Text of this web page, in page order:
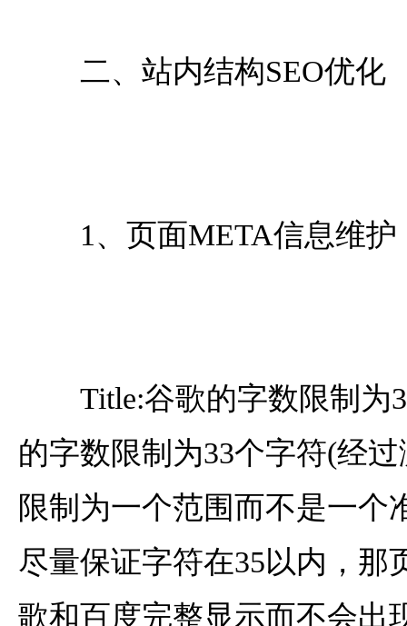
二、站内结构SEO优化
1、页面META信息维护
Title:谷歌的字数限制为
的字数限制为33个字符(经
限制为一个范围而不是一个
尽量保证字符在35以内，那
歌和百度完整显示而不会出